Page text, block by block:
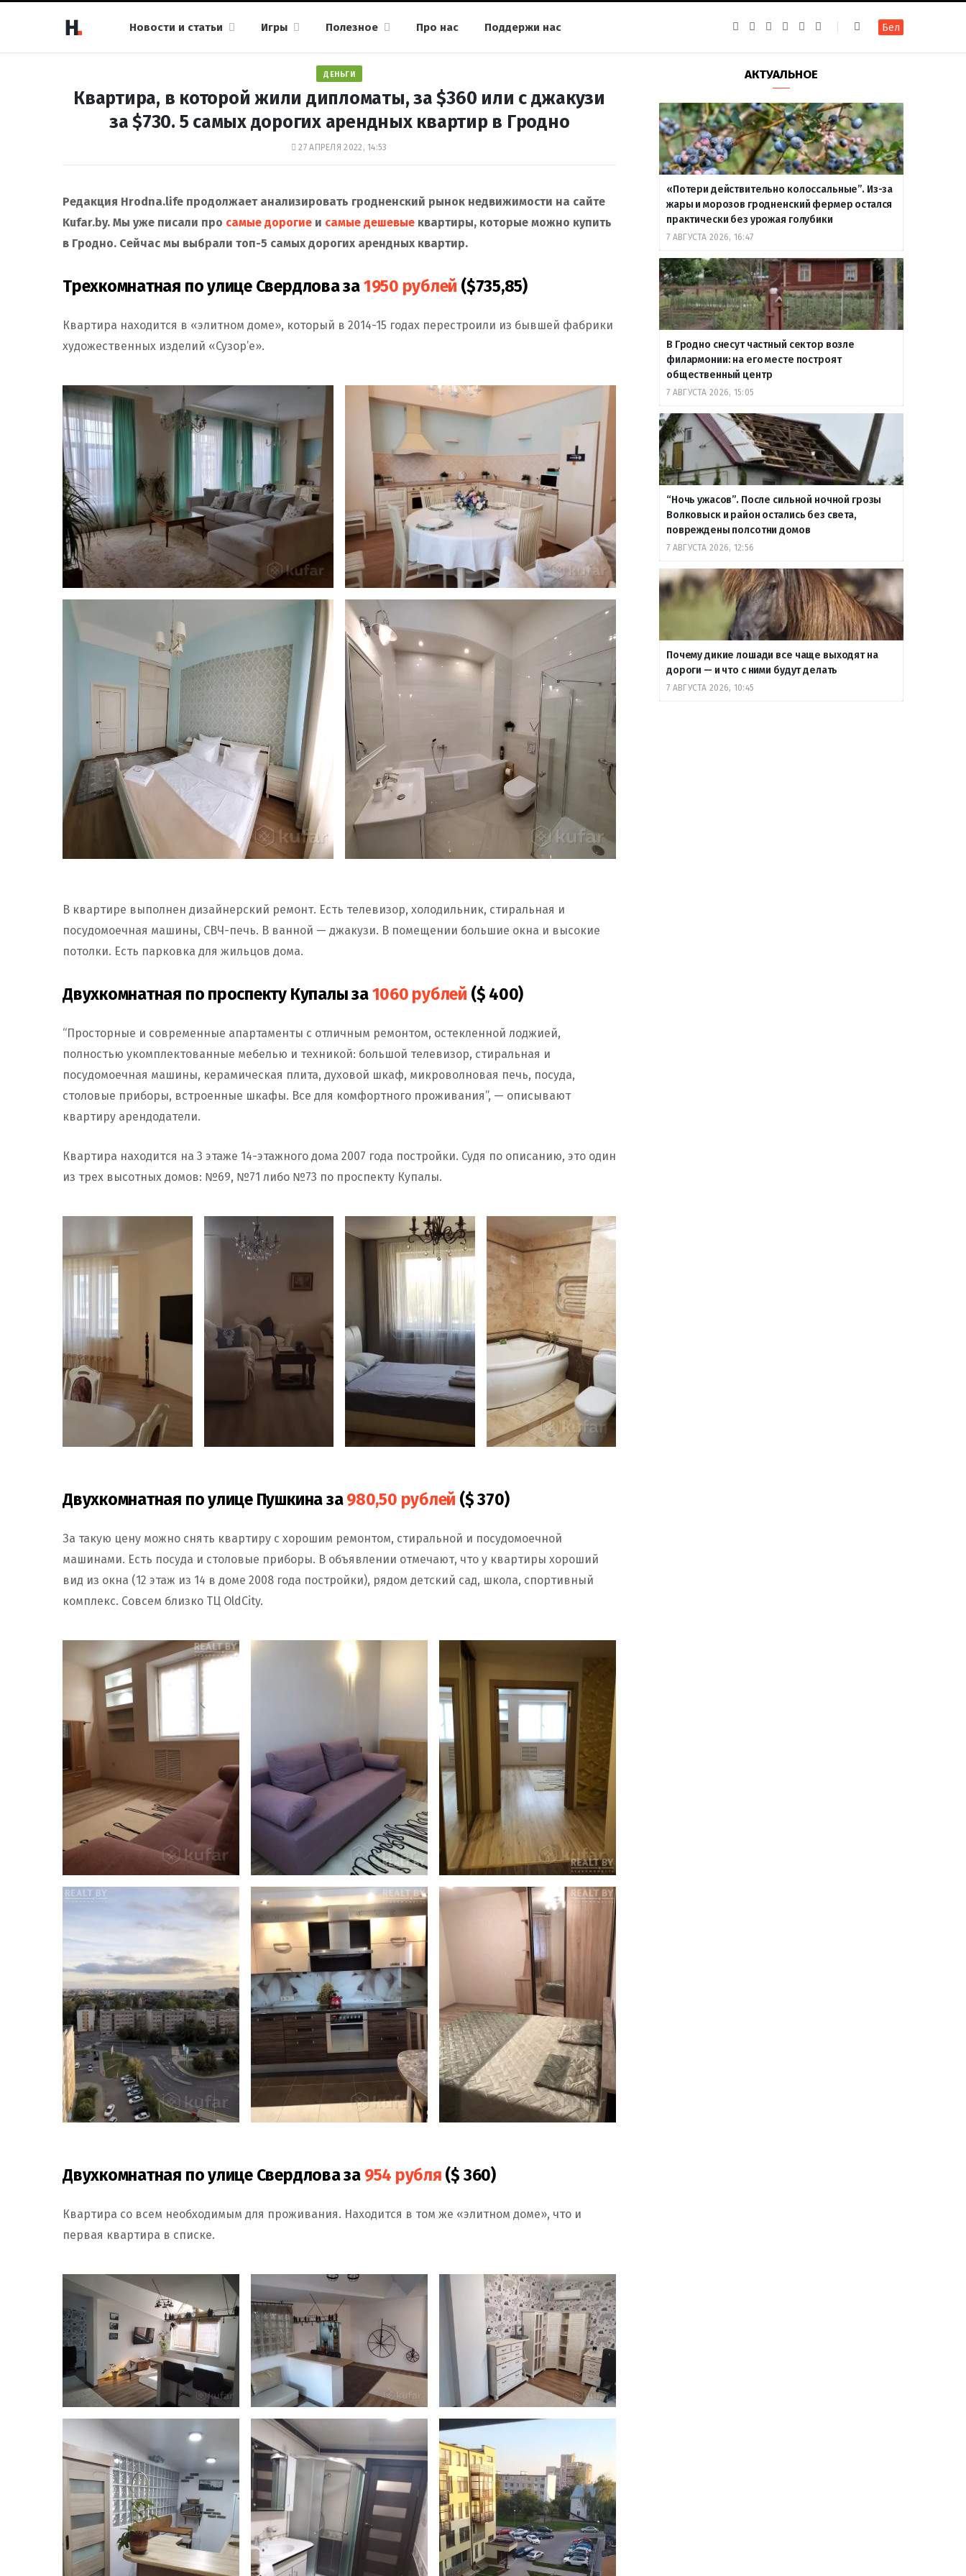
Новости и статьи Игры Полезное Про нас Поддержи нас
k
a
g
a
m
g
r
a
m
u
b
т
е
Бел
ДЕНЬГИ
Квартира, в которой жили дипломаты, за $360 или с джакузи
за $730. 5 самых дорогих арендных квартир в Гродно
27 АПРЕЛЯ 2022, 14:53
Редакция Hrodna.life продолжает анализировать гродненский рынок недвижимости на сайте
Kufar.by. Мы уже писали про самые дорогие и самые дешевые квартиры, которые можно купить
в Гродно. Сейчас мы выбрали топ-5 самых дорогих арендных квартир.
Трехкомнатная по улице Свердлова за1950 рублей ($735,85)
Квартира находится в «элитном доме», который в 2014-15 годах перестроили из бывшей фабрики
художественных изделий «Сузор’е».
В квартире выполнен дизайнерский ремонт. Есть телевизор, холодильник, стиральная и
посудомоечная машины, СВЧ-печь. В ванной — джакузи. В помещении большие окна и высокие
потолки. Есть парковка для жильцов дома.
Двухкомнатная по проспекту Купалы за1060 рублей ($ 400)
“Просторные и современные апартаменты с отличным ремонтом, остекленной лоджией,
полностью укомплектованные мебелью и техникой: большой телевизор, стиральная и
посудомоечная машины, керамическая плита, духовой шкаф, микроволновая печь, посуда,
столовые приборы, встроенные шкафы. Все для комфортного проживания”, — описывают
квартиру арендодатели.
Квартира находится на 3 этаже 14-этажного дома 2007 года постройки. Судя по описанию, это один
из трех высотных домов: №69, №71 либо №73 по проспекту Купалы.
Двухкомнатная по улице Пушкина за980,50 рублей ($ 370)
За такую цену можно снять квартиру с хорошим ремонтом, стиральной и посудомоечной
машинами. Есть посуда и столовые приборы. В объявлении отмечают, что у квартиры хороший
вид из окна (12 этаж из 14 в доме 2008 года постройки), рядом детский сад, школа, спортивный
комплекс. Совсем близко ТЦ OldCity.
Двухкомнатная по улице Свердлова за 954 рубля ($ 360)
Квартира со всем необходимым для проживания. Находится в том же «элитном доме», что и
первая квартира в списке.
АКТУАЛЬНОЕ
«Потери действительно колоссальные”. Из-за
жары и морозов гродненский фермер остался
практически без урожая голубики
7 АВГУСТА 2026, 16:47
В Гродно снесут частный сектор возле
филармонии: на его месте построят
общественный центр
7 АВГУСТА 2026, 15:05
“Ночь ужасов”. После сильной ночной грозы
Волковыск и район остались без света,
повреждены полсотни домов
7 АВГУСТА 2026, 12:56
Почему дикие лошади все чаще выходят на
дороги — и что с ними будут делать
7 АВГУСТА 2026, 10:45